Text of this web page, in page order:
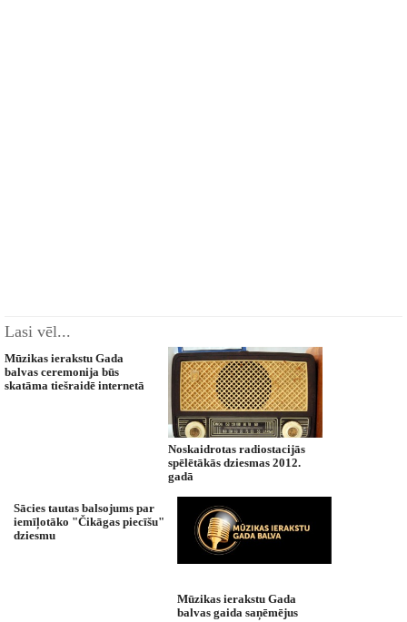
Lasi vēl...
Mūzikas ierakstu Gada
balvas ceremonija būs
skatāma tiešraidē internetā
Noskaidrotas radiostacijās
spēlētākās dziesmas 2012.
gadā
Sācies tautas balsojums par
iemīļotāko "Čikāgas piecīšu"
dziesmu
Mūzikas ierakstu Gada
balvas gaida saņēmējus